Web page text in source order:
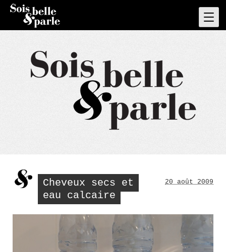
Skip
content
Cheveux secs et
eau calcaire
20 août 2009